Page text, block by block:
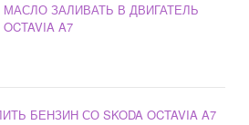
МАСЛО ЗАЛИВАТЬ В ДВИГАТЕЛЬ
OCTAVIA A7
БЕНЗИН СО SKODA OCTAVIA A7